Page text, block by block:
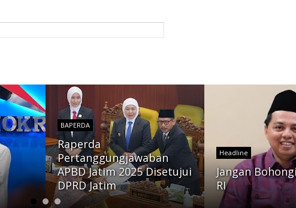
BAPERDA
Raperda
Pertanggungjawaban
APBD Jatim 2025 Disetujui
DPRD Jatim
Headline
Jangan
RI